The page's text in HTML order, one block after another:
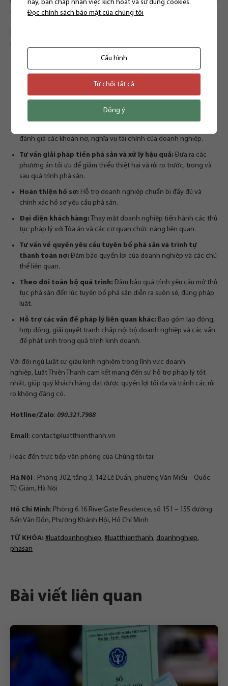
của Giám đốc và các bên liên quan là vô cùng cần thiết.
Luật Thiên Thanhtự hào là đơn vị cung cấp dịch vụ tư vấn pháp lý
chuyên nghiệp về phá sản doanh nghiệp, bao gồm:
phá sản doanh nghiệp.
chính xác tình hình tài chính, pháp lý của doanh nghiệp để đưa ra
đánh giá các khoản nợ, nghĩa vụ tài chính của doanh nghiệp.
Tư vấn giải pháp tiền phá sản và xử lý hậu quả: Đưa ra các
phương án tối ưu để giảm thiểu thiệt hại và rủi ro trước, trong và
sau quá trình phá sản.
Hoàn thiện hồ sơ: Hỗ trợ doanh nghiệp chuẩn bị đầy đủ và
chính xác hồ sơ yêu cầu phá sản.
Đại diện khách hàng: Thay mặt doanh nghiệp tiến hành các thủ
tục pháp lý với Tòa án và các cơ quan chức năng liên quan.
Tư vấn về quyền yêu cầu tuyên bố phá sản và trình tự
thanh toán nợ:Đảm bảo quyền lợi của doanh nghiệp và các chủ
thể liên quan.
Theo dõi toàn bộ quá trình: Đảm bảo quá trình yêu cầu mở thủ
tục phá sản đến lúc tuyên bố phá sản diễn ra suôn sẻ, đúng pháp
luật.
Hỗ trợ các vấn đề pháp lý liên quan khác: Bao gồm lao động,
hợp đồng, giải quyết tranh chấp nội bộ doanh nghiệp và các vấn
đề phát sinh trong quá trình kinh doanh.
Với đội ngũ Luật sư giàu kinh nghiệm trong lĩnh vực doanh
nghiệp, Luật Thiên Thanh cam kết mang đến sự hỗ trợ pháp lý tốt
nhất, giúp quý khách hàng đạt được quyền lợi tối đa và tránh các rủi
ro không đáng có.
Hotline/Zalo: 090.321.7988
Email: contact@luatthienthanh.vn
Hoặc đến trực tiếp văn phòng của Chúng tôi tại:
Hà Nội : Phòng 302, tầng 3, 142 Lê Duẩn, phường Văn Miếu – Quốc
Tử Giám, Hà Nội
Hồ Chí Minh: Phòng 6.16 RiverGate Residence, số 151 – 155 đường
Bến Vân Đồn, Phường Khánh Hội, Hồ Chí Minh
TỪ KHÓA: #luatdoanhnghiep, #luatthienthanh, doanhnghiep,
phasan
Bài viết liên quan
này, bạn chấp nhận việc kích hoạt và sử dụng cookies.
Đọc chính sách bảo mật của chúng tôi
Cấu hình
Từ chối tất cả
Đồng ý